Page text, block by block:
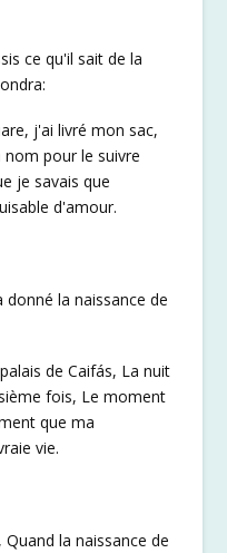
ce qu'il sait de la
j'ai livré mon sac,
pour le suivre
je savais que
d'amour.
la naissance de
de Caifás, La nuit
fois, Le moment
que ma
vie.
la naissance de